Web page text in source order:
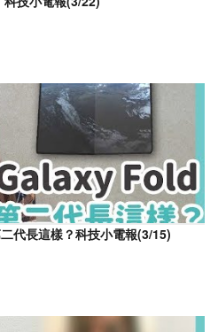
代長這樣？科技小電報(3/15)